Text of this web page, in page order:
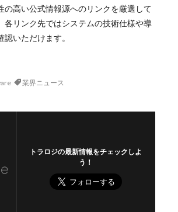
の高い公式情報源へのリンクを厳選して
各リンク先ではシステムの技術仕様や導
いただけます。
業界ニュース
トラロジの最新情報をチェックしよ
う！